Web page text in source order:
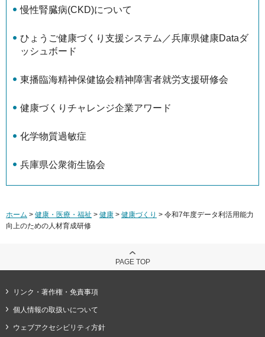
慢性腎臓病(CKD)について
ひょうご健康づくり支援システム／兵庫県健康Dataダ
ッシュボード
東播臨海精神保健協会精神障害者就労支援研修会
健康づくりチャレンジ企業アワード
化学物質過敏症
兵庫県公衆衛生協会
ホーム > 健康・医療・福祉 > 健康 > 健康づくり > 令和7年度データ利活用能力
向上のための人材育成研修
PAGE TOP
リンク・著作権・免責事項
個人情報の取扱いについて
ウェブアクセシビリティ方針